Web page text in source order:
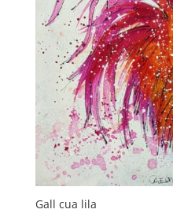
Gall cua lila